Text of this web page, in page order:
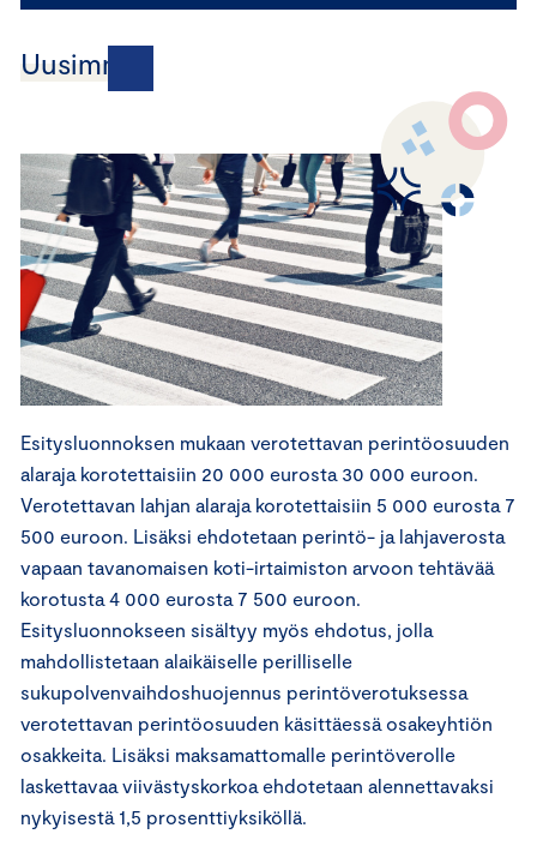
Uusimmat
Esitysluonnoksen mukaan verotettavan perintöosuuden
alaraja korotettaisiin 20 000 eurosta 30 000 euroon.
Verotettavan lahjan alaraja korotettaisiin 5 000 eurosta 7
500 euroon. Lisäksi ehdotetaan perintö- ja lahjaverosta
vapaan tavanomaisen koti-irtaimiston arvoon tehtävää
korotusta 4 000 eurosta 7 500 euroon.
Esitysluonnokseen sisältyy myös ehdotus, jolla
mahdollistetaan alaikäiselle perilliselle
sukupolvenvaihdoshuojennus perintöverotuksessa
verotettavan perintöosuuden käsittäessä osakeyhtiön
osakkeita. Lisäksi maksamattomalle perintöverolle
laskettavaa viivästyskorkoa ehdotetaan alennettavaksi
nykyisestä 1,5 prosenttiyksiköllä.